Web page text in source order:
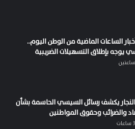
الساعات الماضية من الوطن اليوم..
يوجه بإطلاق التسهيلات الضريبية
يكشف رسائل السيسي الحاسمة بشأن
والضرائب وحقوق المواطنين